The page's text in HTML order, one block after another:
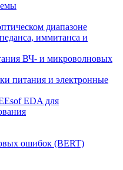
диапазоне
иммитанса и
ВЧ- и микроволновых
питания и электронные
EDA для
ошибок (BERT)